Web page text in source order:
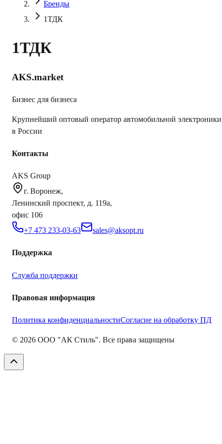
Бренды
1ТДК
1ТДК
AKS.market
Бизнес для бизнеса
Крупнейший оптовый оператор автомобильной электроники
в России
Контакты
AKS Group
г. Воронеж,
Ленинский проспект, д. 119а,
офис 106
+7 473 233-03-63
sales@aksopt.ru
Поддержка
Служба поддержки
Правовая информация
Политика конфиденциальностиСогласие на обработку ПД
© 2026 ООО "АК Стиль". Все права защищены